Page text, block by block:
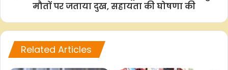
a
c
b
h
a
s
w
i
t
o
p
L
h
a
e
मौतों पर जताया दुख, सहायता की घोषणा की
Related Articles